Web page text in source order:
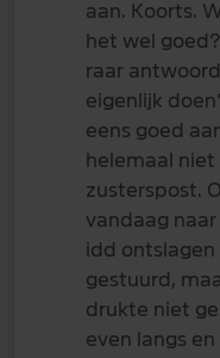
aan. Koorts.
het wel
raar
eigenlijk
eens goed
helemaal niet
zusterspost.
vandaag naar
idd ontslagen
gestuurd,
drukte niet
even langs